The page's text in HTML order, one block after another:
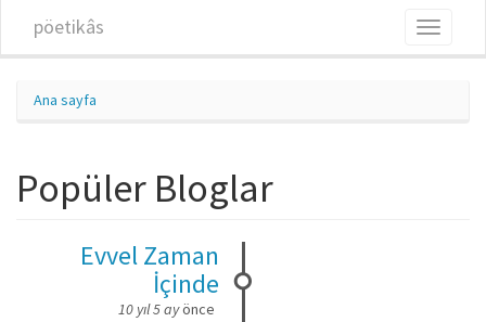
pöetikâs
Toggle
Ana sayfa
Popüler Bloglar
Evvel Zaman
İçinde
10 yıl 5 ayönce